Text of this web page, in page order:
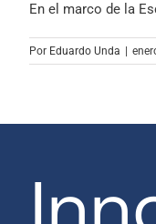
En el marco de la
Por Eduardo Unda